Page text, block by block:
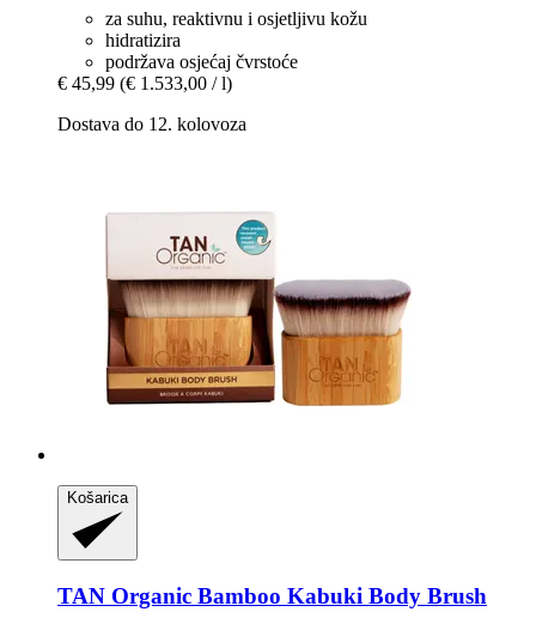
za suhu, reaktivnu i osjetljivu kožu
hidratizira
podržava osjećaj čvrstoće
€ 45,99 (€ 1.533,00 / l)
Dostava do 12. kolovoza
Košarica
TAN Organic Bamboo Kabuki Body Brush